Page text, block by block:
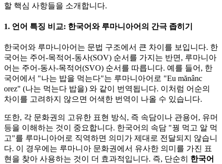
할 핵심 사항들을 소개합니다.
1. 언어 특징 비교: 한국어와 루마니아어의 간극 좁히기
한국어와 루마니아어는 문법 구조에서 큰 차이를 보입니다. 한
국어는 주어-목적어-동사(SOV) 순서를 가지는 반면, 루마니아
어는 주어-동사-목적어(SVO) 순서를 따릅니다. 예를 들어, 한
국어에서 "나는 밥을 먹는다"는 루마니아어로 "Eu mănânc
orez" (나는 먹는다 밥을) 와 같이 번역됩니다. 이처럼 어순의
차이를 고려하지 않으면 어색한 번역이 나올 수 있습니다.
또한, 각 문화권의 고유한 표현 방식, 즉 속담이나 관용어, 유머
등을 이해하는 것이 중요합니다. 한국어의 속담 "꿩 먹고 알 먹
고"를 루마니아어로 직역하면 의미가 제대로 전달되지 않습니
다. 이 경우에는 루마니아 문화권에서 유사한 의미를 가진 표
현을 찾아 사용하는 것이 더 효과적입니다. 즉, 단순히 한국어